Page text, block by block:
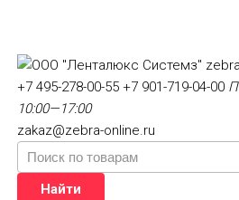
+7 495-278-00-55+7 901-719-04-00
10:00—17:00
zakaz@zebra-online.ru
Найти